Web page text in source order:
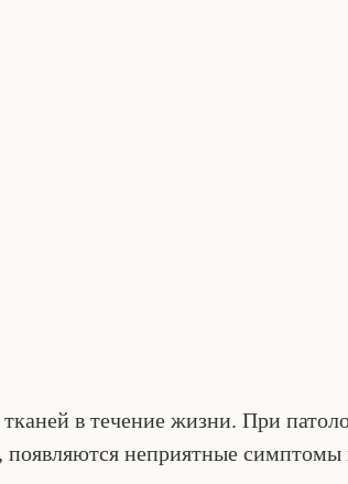
в течение жизни. При
неприятные симптомы